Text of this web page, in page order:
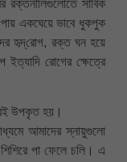
সার্বিক
একঘেয়ে ভাবে ধুকপুক
হৃদ্‌রোগ, রক্ত ঘন হয়ে
ইত্যাদি রোগের ক্ষেত্রে
উপকৃত হয়।
আমাদের স্নায়ুগুলো
পা ফেলে চলি। এ